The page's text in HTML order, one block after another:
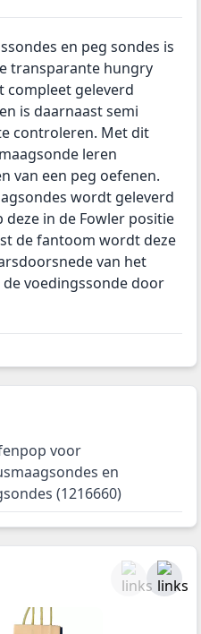
en peg sondes is
transparante hungry
compleet geleverd
is daarnaast semi
controleren. Met dit
leren
van een peg oefenen.
wordt geleverd
in de Fowler positie
de fantoom wordt deze
van het
voedingssonde door
voor
en
(1216660)